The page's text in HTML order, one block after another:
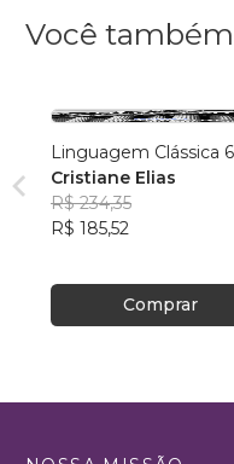
Você
Linguagem Clássica 6
Cristiane Elias
R$ 234,35
R$ 185,52
Comprar